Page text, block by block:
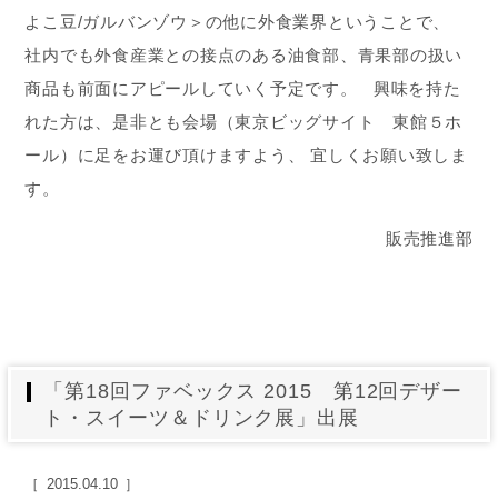
よこ豆/ガルバンゾウ＞の他に外食業界ということで、
社内でも外食産業との接点のある油食部、青果部の扱い
商品も前面にアピールしていく予定です。 興味を持た
れた方は、是非とも会場（東京ビッグサイト 東館５ホ
ール）に足をお運び頂けますよう、 宜しくお願い致しま
す。
販売推進部
「第18回ファベックス 2015 第12回デザー
ト・スイーツ＆ドリンク展」出展
2015.04.10